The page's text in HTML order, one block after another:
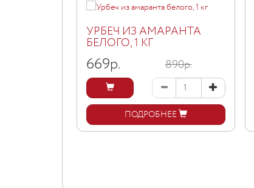
УРБЕЧ ИЗ АМАРАНТА
БЕЛОГО, 1 КГ
669р. 890р.
ПОДРОБНЕЕ